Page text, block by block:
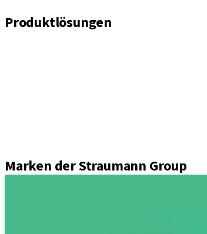
Produktlösungen
Marken der Straumann Group